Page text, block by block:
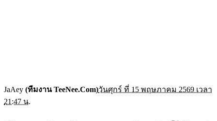
JaAey (ทีมงาน TeeNee.Com)วันศุกร์ ที่ 15 พฤษภาคม 2569 เวลา
21:47 น.